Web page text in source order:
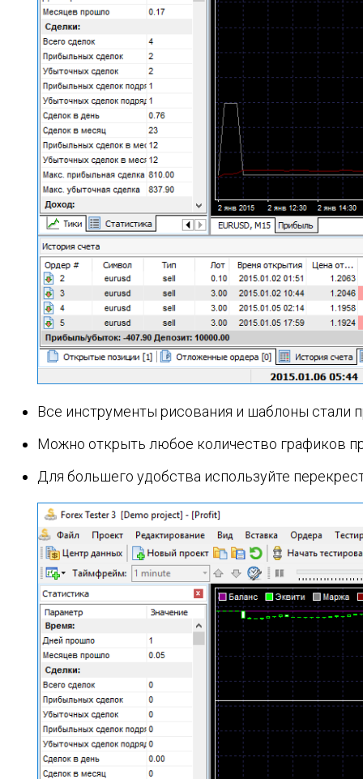
Все инструменты рисования и шаблоны стали
Можно открыть любое количество графиков
Для большего удобства используйте